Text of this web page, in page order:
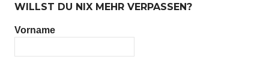
WILLST DU NIX MEHR VERPASSEN?
Vorname